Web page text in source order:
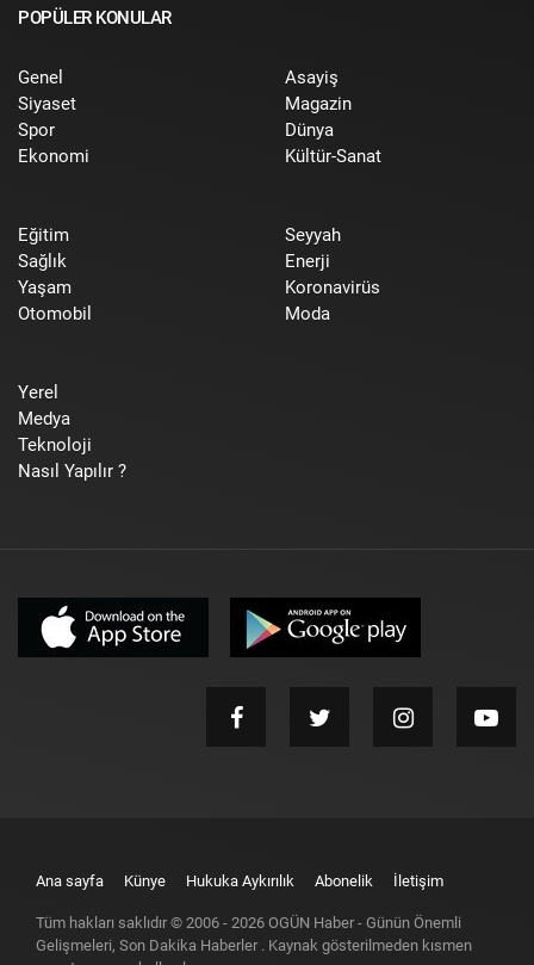
POPÜLER KONULAR
Genel
Siyaset
Spor
Ekonomi
Asayiş
Magazin
Dünya
Kültür-Sanat
Eğitim
Sağlık
Yaşam
Otomobil
Seyyah
Enerji
Koronavirüs
Moda
Yerel
Medya
Teknoloji
Nasıl Yapılır ?
Ana sayfa Künye Hukuka Aykırılık Abonelik İletişim
Tüm hakları saklıdır © 2006 - 2026 OGÜN Haber - Günün Önemli
Gelişmeleri, Son Dakika Haberler . Kaynak gösterilmeden kısmen